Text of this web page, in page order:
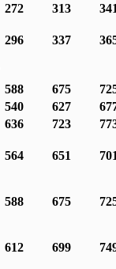
272 313
296 337
588 675
540 627
636 723
564 651
588 675
612 699